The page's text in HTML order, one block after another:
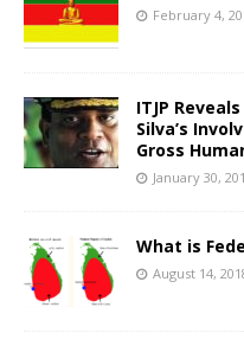
February 4,
ITJP
Silva’s
Gross
January 30,
What is
August 14,